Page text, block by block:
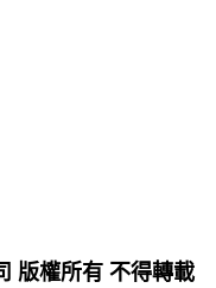
版權所有 不得轉載